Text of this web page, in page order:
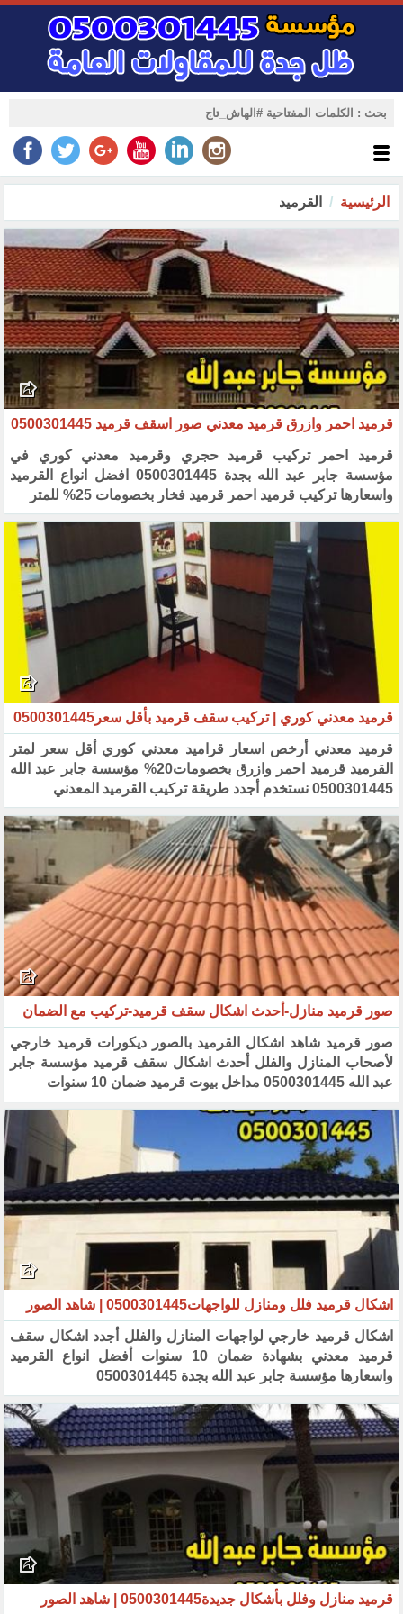
الرئيسية القرميد
قرميد احمر وازرق قرميد معدني صور اسقف قرميد 0500301445‏
قرميد احمر تركيب قرميد حجري وقرميد معدني كوري في
مؤسسة جابر عبد الله بجدة 0500301445 افضل انواع القرميد
واسعارها تركيب قرميد احمر قرميد فخار بخصومات 25% للمتر
قرميد معدني كوري | تركيب سقف قرميد بأقل سعر0500301445 ‏
قرميد معدني أرخص اسعار قراميد معدني كوري أقل سعر لمتر
القرميد قرميد احمر وازرق بخصومات20% مؤسسة ‏جابر عبد الله
0500301445 نستخدم أجدد طريقة تركيب القرميد المعدني
صور قرميد منازل-أحدث اشكال سقف قرميد-تركيب مع الضمان
صور قرميد شاهد اشكال القرميد بالصور ديكورات قرميد خارجي
لأصحاب المنازل والفلل أحدث اشكال سقف قرميد ‏مؤسسة جابر
عبد الله 0500301445 مداخل بيوت قرميد ضمان 10 سنوات
اشكال قرميد فلل ومنازل للواجهات0500301445 | شاهد الصور
اشكال قرميد خارجي لواجهات المنازل والفلل أجدد اشكال سقف
قرميد معدني بشهادة ضمان 10 سنوات أفضل انواع القرميد
‏واسعارها مؤسسة جابر عبد الله بجدة 0500301445 ‏
قرميد منازل وفلل بأشكال جديدة0500301445 | شاهد الصور‏